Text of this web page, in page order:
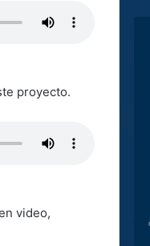
proyecto.
video,